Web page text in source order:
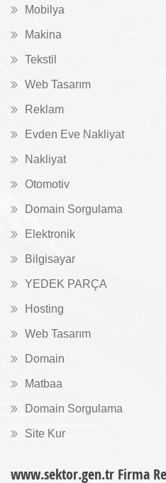
Mobilya
Makina
Tekstil
Web Tasarım
Reklam
Evden Eve Nakliyat
Nakliyat
Otomotiv
Domain Sorgulama
Elektronik
Bilgisayar
YEDEK PARÇA
Hosting
Web Tasarım
Domain
Matbaa
Domain Sorgulama
Site Kur
www.sektor.gen.tr Firma